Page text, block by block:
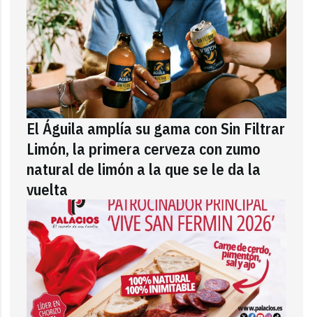
El Águila amplía su gama con Sin Filtrar
Limón, la primera cerveza con zumo
natural de limón a la que se le da la
vuelta